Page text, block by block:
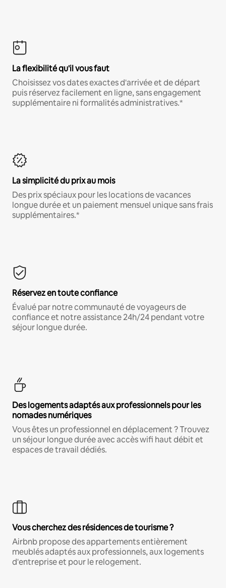
La flexibilité qu'il vous faut
Choisissez vos dates exactes d'arrivée et de départ
puis réservez facilement en ligne, sans engagement
supplémentaire ni formalités administratives.*
La simplicité du prix au mois
Des prix spéciaux pour les locations de vacances
longue durée et un paiement mensuel unique sans frais
supplémentaires.*
Réservez en toute confiance
Évalué par notre communauté de voyageurs de
confiance et notre assistance 24h/24 pendant votre
séjour longue durée.
Des logements adaptés aux professionnels pour les
nomades numériques
Vous êtes un professionnel en déplacement ? Trouvez
un séjour longue durée avec accès wifi haut débit et
espaces de travail dédiés.
Vous cherchez des résidences de tourisme ?
Airbnb propose des appartements entièrement
meublés adaptés aux professionnels, aux logements
d'entreprise et pour le relogement.